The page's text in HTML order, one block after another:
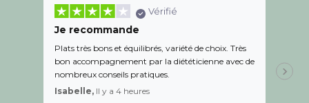
Vérifié
Je recommande
Plats très bons et équilibrés, variété de choix. Très
bon accompagnement par la diététicienne avec de
nombreux conseils pratiques.
Isabelle, Il y a 4 heures
de l
aidé